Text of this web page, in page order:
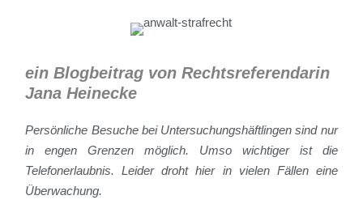
ein Blogbeitrag von Rechtsreferendarin
Jana Heinecke
Persönliche Besuche bei Untersuchungshäftlingen sind nur
in engen Grenzen möglich. Umso wichtiger ist die
Telefonerlaubnis. Leider droht hier in vielen Fällen eine
Überwachung.